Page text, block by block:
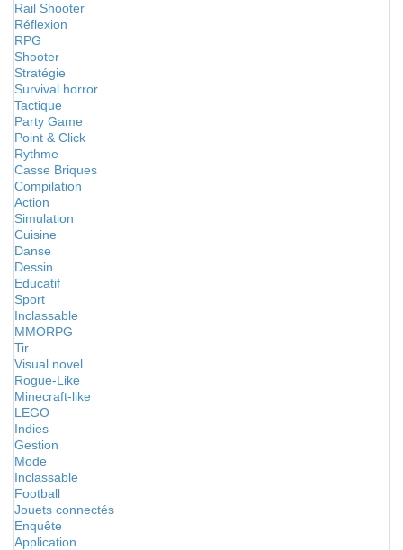
Rail Shooter
Réflexion
RPG
Shooter
Stratégie
Survival horror
Tactique
Party Game
Point & Click
Rythme
Casse Briques
Compilation
Action
Simulation
Cuisine
Danse
Dessin
Educatif
Sport
Inclassable
MMORPG
Tir
Visual novel
Rogue-Like
Minecraft-like
LEGO
Indies
Gestion
Mode
Inclassable
Football
Jouets connectés
Enquête
Application